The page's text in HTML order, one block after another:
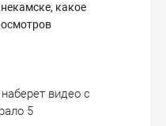
какое
видео с
5